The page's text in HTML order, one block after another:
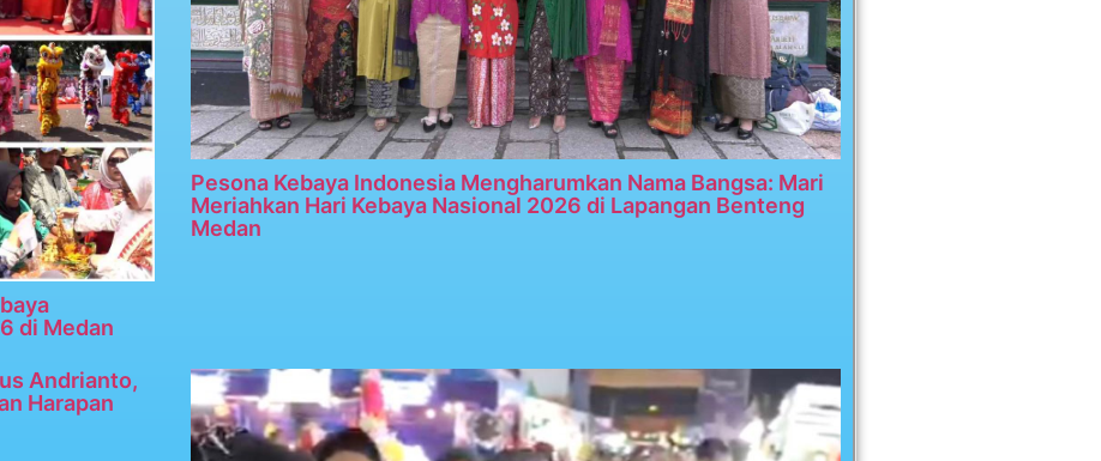
di Medan
Pesona Kebaya Indonesia Mengharumkan Nama Bangsa: Mari
Meriahkan Hari Kebaya Nasional 2026 di Lapangan Benteng
Medan
Andrianto,
Harapan